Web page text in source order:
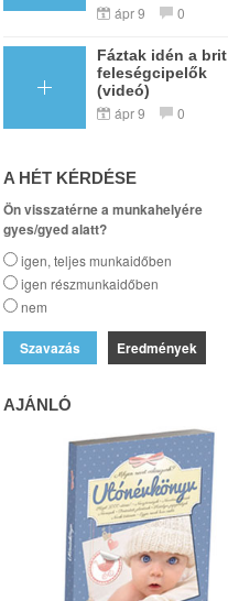
ápr 9 0
Fáztak idén a brit
feleségcipelők
(videó)
ápr 9 0
A HÉT KÉRDÉSE
Ön visszatérne a munkahelyére
gyes/gyed alatt?
igen, teljes munkaidőben
igen részmunkaidőben
nem
Eredmények
AJÁNLÓ